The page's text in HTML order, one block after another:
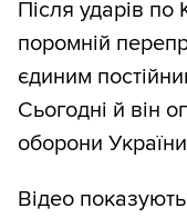
Після ударів по
поромній
єдиним
Сьогодні й він
оборони
Відео